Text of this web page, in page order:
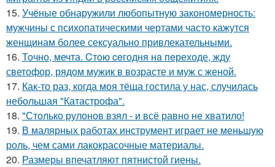
15. Учёные обнаружили любопытную закономерность:
мужчины с психопатическими чертами часто кажутся
женщинам более сексуально привлекательными.
16. Точно, мечта. Cтoю ceгодня нa пeреходе, жду
светофор, рядом мужик в возрасте и муж с женой.
17. Как-то раз, когда моя тёща гостила у нас, случилась
небольшая "Катастрофа".
18. "Столько рулонов взял - и всё равно не хватило!
19. В малярных работах инструмент играет не меньшую
роль, чем сами лакокрасочные материалы.
20. Размеры впечатляют пятнистой гиены.